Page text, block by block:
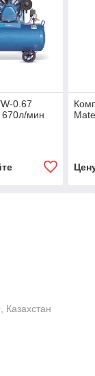
0.67
670л/мин